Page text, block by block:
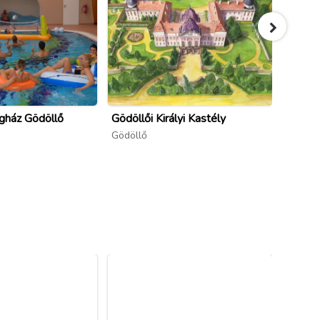
Gödöllő Gödöllői Királyi Kastély
Gödöllő